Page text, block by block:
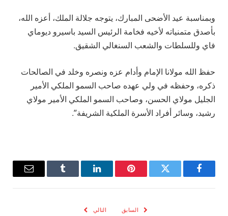
وبمناسبة عيد الأضحى المبارك، يتوجه جلالة الملك، أعزه الله،
بأصدق متمنياته لأخيه فخامة الرئيس السيد باسيرو ديوماي
فاي وللسلطات والشعب السنغالي الشقيق.
حفظ الله مولانا الإمام وأدام عزه ونصره وخلد في الصالحات
ذكره، وحفظه في ولي عهده صاحب السمو الملكي الأمير
الجليل مولاي الحسن، وصاحب السمو الملكي الأمير مولاي
رشيد، وسائر أفراد الأسرة الملكية الشريفة”.
فيسبوك تويتر بينتيريستلينكدإن Tumblr
البريد
السابق التالي